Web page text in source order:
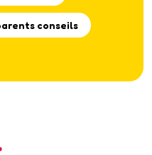
conseils